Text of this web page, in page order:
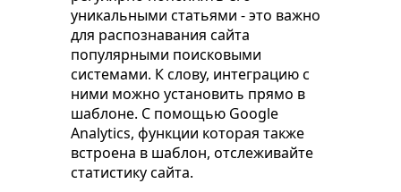
уникальными статьями - это важно
для распознавания сайта
популярными поисковыми
системами. К слову, интеграцию с
ними можно установить прямо в
шаблоне. С помощью Google
Analytics, функции которая также
встроена в шаблон, отслеживайте
статистику сайта.